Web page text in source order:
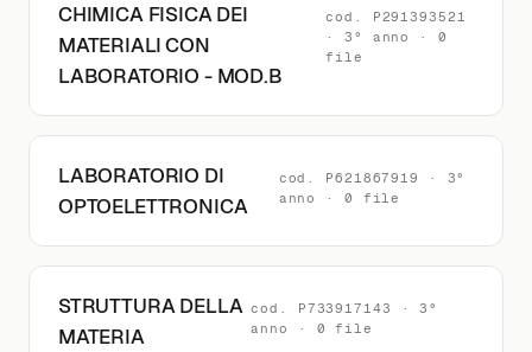
CHIMICA FISICA DEI
MATERIALI CON
LABORATORIO - MOD.B
cod. P291393521
· 3° anno · 0
file
LABORATORIO DI
OPTOELETTRONICA
cod. P621867919 · 3°
anno · 0 file
STRUTTURA DELLA
MATERIA
cod. P733917143 · 3°
anno · 0 file